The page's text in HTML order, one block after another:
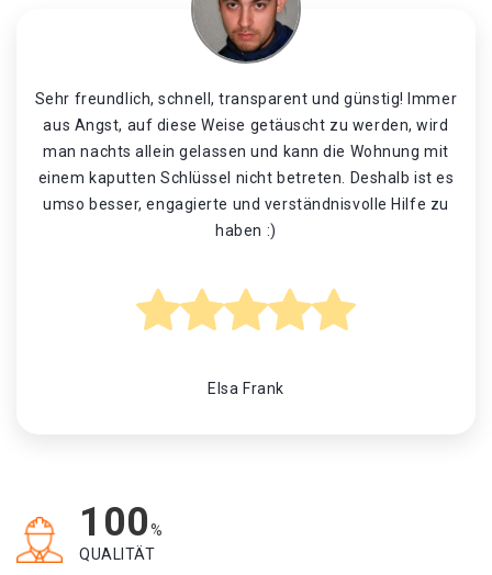
Sehr freundlich, schnell, transparent und günstig! Immer
aus Angst, auf diese Weise getäuscht zu werden, wird
man nachts allein gelassen und kann die Wohnung mit
einem kaputten Schlüssel nicht betreten. Deshalb ist es
umso besser, engagierte und verständnisvolle Hilfe zu
haben :)
Elsa Frank
100%
QUALITÄT